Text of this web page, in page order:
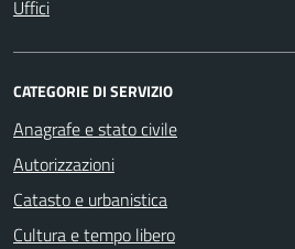
Uffici
CATEGORIE DI SERVIZIO
Anagrafe e stato civile
Autorizzazioni
Catasto e urbanistica
Cultura e tempo libero